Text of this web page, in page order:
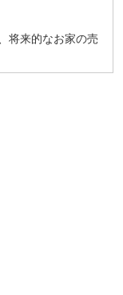
将来的なお家の売